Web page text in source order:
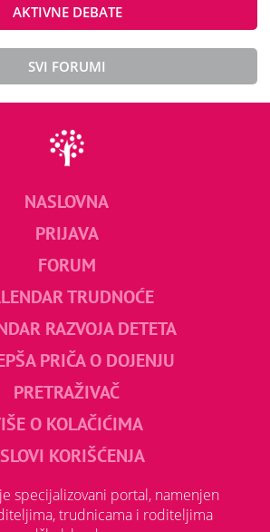
AKTIVNE DEBATE
SVI FORUMI
NASLOVNA
PRIJAVA
FORUM
TRUDNOĆE
RAZVOJA DETETA
PRIČA O DOJENJU
PRETRAŽIVAČ
O KOLAČIĆIMA
KORIŠĆENJA
je specijalizovani portal, namenjen
trudnicama i roditeljima